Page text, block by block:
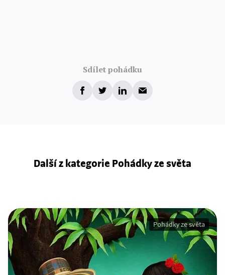
Sdílet pohádku
Další z kategorie Pohádky ze světa
Pohádky ze světa